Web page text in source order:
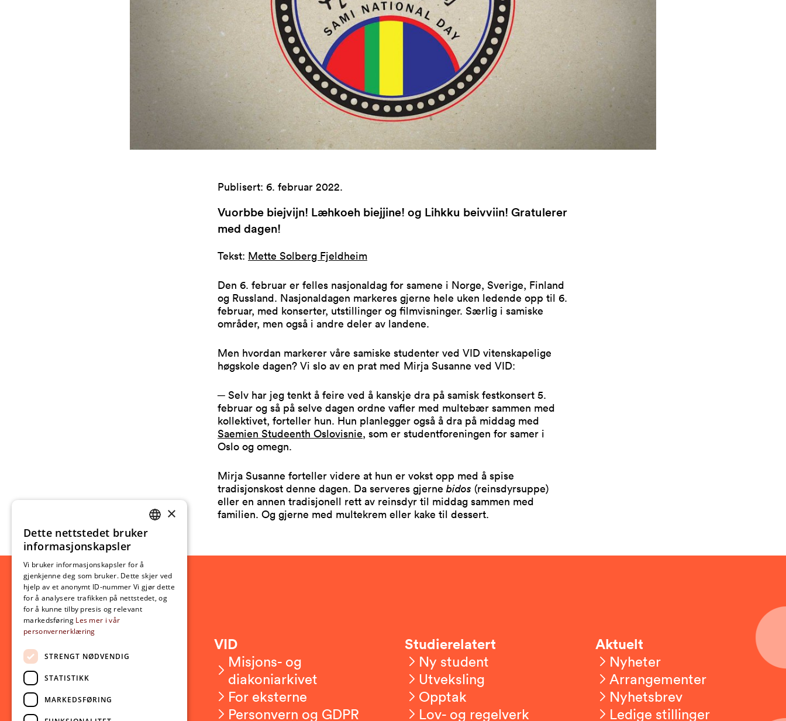
Publisert: 6. februar 2022.
Vuorbbe biejvijn! Læhkoeh biejjine! og Lihkku beivviin! Gratulerer
med dagen!
Tekst: Mette Solberg Fjeldheim
Den 6. februar er felles nasjonaldag for samene i Norge, Sverige, Finland
og Russland. Nasjonaldagen markeres gjerne hele uken ledende opp til 6.
februar, med konserter, utstillinger og filmvisninger. Særlig i samiske
områder, men også i andre deler av landene.
Men hvordan markerer våre samiske studenter ved VID vitenskapelige
høgskole dagen? Vi slo av en prat med Mirja Susanne ved VID:
─ Selv har jeg tenkt å feire ved å kanskje dra på samisk festkonsert 5.
februar og så på selve dagen ordne vafler med multebær sammen med
kollektivet, forteller hun. Hun planlegger også å dra på middag med
Saemien Studeenth Oslovisnie, som er studentforeningen for samer i
Oslo og omegn.
Mirja Susanne forteller videre at hun er vokst opp med å spise
tradisjonskost denne dagen. Da serveres gjerne bidos (reinsdyrsuppe)
eller en annen tradisjonell rett av reinsdyr til middag sammen med
familien. Og gjerne med multekrem eller kake til dessert.
Kontakt oss
Om VID
Ansatte
Presserom
VID
Misjons- og
diakoniarkivet
For eksterne
Personvern og GDPR
Studierelatert
Ny student
Utveksling
Opptak
Lov- og regelverk
Aktuelt
Nyheter
Arrangementer
Nyhetsbrev
Ledige stillinger
NORWEGIAN
×
Dette nettstedet bruker
informasjonskapsler
Vi bruker informasjonskapsler for å
gjenkjenne deg som bruker. Dette skjer ved
hjelp av et anonymt ID-nummer Vi gjør dette
for å analysere trafikken på nettstedet, og
for å kunne tilby presis og relevant
markedsføring Les mer i vår
personvernerklæring
STRENGT NØDVENDIG
STATISTIKK
MARKEDSFØRING